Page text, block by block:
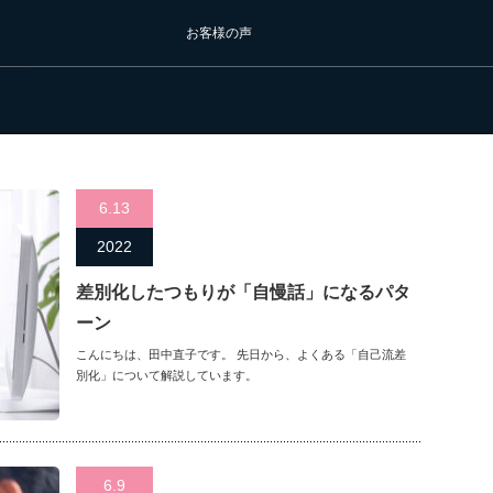
お客様の声
6.13
2022
差別化したつもりが「自慢話」になるパタ
ーン
こんにちは、田中直子です。 先日から、よくある「自己流差
別化」について解説しています。
6.9